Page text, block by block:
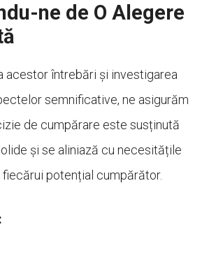
ne de O Alegere
acestor întrebări și investigarea
semnificative, ne asigurăm
de cumpărare este susținută
și se aliniază cu necesitățile
fiecărui potențial cumpărător.